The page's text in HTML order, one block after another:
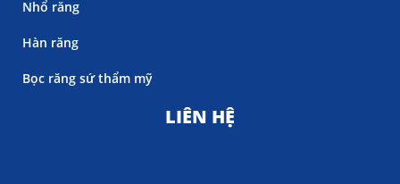
Nhổ răng
Hàn răng
Bọc răng sứ thẩm mỹ
LIÊN HỆ